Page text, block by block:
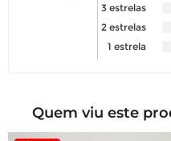
3 estrelas
2 estrelas
1 estrela
Quem viu este